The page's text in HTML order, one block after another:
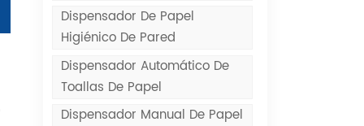
Dispensador De Papel
Higiénico De Pared
Dispensador Automático De
Toallas De Papel
Dispensador Manual De Papel